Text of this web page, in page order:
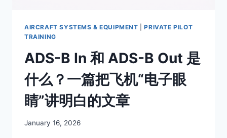
指
AIRCRAFT SYSTEMS & EQUIPMENT |PRIVATE PILOT
TRAINING
ADS-B In 和 ADS-B Out 是
什么？一篇把飞机“电子眼
睛”讲明白的文章
By
January 16, 2026